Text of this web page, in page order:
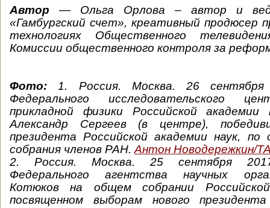
Автор — Ольга Орлова – автор и
«Гамбургский счет», креативный продюсер
технологиях Общественного
Комиссии общественного контроля за
Фото: 1. Россия. Москва. 26
Федерального исследовательского
прикладной физики Российской
Александр Сергеев (в центре),
президента Российской академии наук, по
собрания членов РАН. Антон Новодережкин/
2. Россия. Москва. 25 сентября
Федерального агентства научных
Котюков на общем собрании
посвященном выборам нового